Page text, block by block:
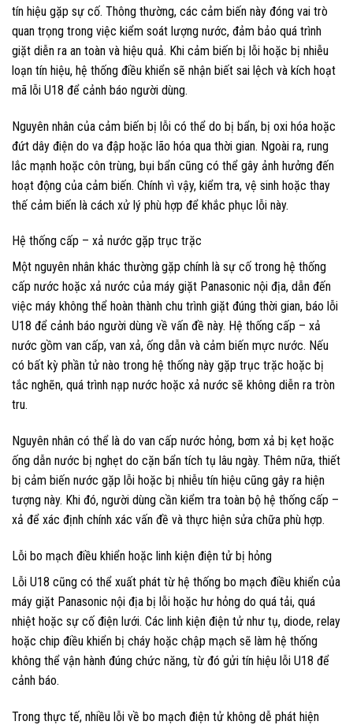
tín hiệu gặp sự cố. Thông thường, các cảm biến này đóng vai trò
quan trọng trong việc kiểm soát lượng nước, đảm bảo quá trình
giặt diễn ra an toàn và hiệu quả. Khi cảm biến bị lỗi hoặc bị nhiễu
loạn tín hiệu, hệ thống điều khiển sẽ nhận biết sai lệch và kích hoạt
mã lỗi U18 để cảnh báo người dùng.
Nguyên nhân của cảm biến bị lỗi có thể do bị bẩn, bị oxi hóa hoặc
đứt dây điện do va đập hoặc lão hóa qua thời gian. Ngoài ra, rung
lắc mạnh hoặc côn trùng, bụi bẩn cũng có thể gây ảnh hưởng đến
hoạt động của cảm biến. Chính vì vậy, kiểm tra, vệ sinh hoặc thay
thế cảm biến là cách xử lý phù hợp để khắc phục lỗi này.
Hệ thống cấp – xả nước gặp trục trặc
Một nguyên nhân khác thường gặp chính là sự cố trong hệ thống
cấp nước hoặc xả nước của máy giặt Panasonic nội địa, dẫn đến
việc máy không thể hoàn thành chu trình giặt đúng thời gian, báo lỗi
U18 để cảnh báo người dùng về vấn đề này. Hệ thống cấp – xả
nước gồm van cấp, van xả, ống dẫn và cảm biến mực nước. Nếu
có bất kỳ phần tử nào trong hệ thống này gặp trục trặc hoặc bị
tắc nghẽn, quá trình nạp nước hoặc xả nước sẽ không diễn ra tròn
tru.
Nguyên nhân có thể là do van cấp nước hỏng, bơm xả bị kẹt hoặc
ống dẫn nước bị nghẹt do cặn bẩn tích tụ lâu ngày. Thêm nữa, thiết
bị cảm biến nước gặp lỗi hoặc bị nhiễu tín hiệu cũng gây ra hiện
tượng này. Khi đó, người dùng cần kiểm tra toàn bộ hệ thống cấp –
xả để xác định chính xác vấn đề và thực hiện sửa chữa phù hợp.
Lỗi bo mạch điều khiển hoặc linh kiện điện tử bị hỏng
Lỗi U18 cũng có thể xuất phát từ hệ thống bo mạch điều khiển của
máy giặt Panasonic nội địa bị lỗi hoặc hư hỏng do quá tải, quá
nhiệt hoặc sự cố điện lưới. Các linh kiện điện tử như tụ, diode, relay
hoặc chip điều khiển bị cháy hoặc chập mạch sẽ làm hệ thống
không thể vận hành đúng chức năng, từ đó gửi tín hiệu lỗi U18 để
cảnh báo.
Trong thực tế, nhiều lỗi về bo mạch điện tử không dễ phát hiện